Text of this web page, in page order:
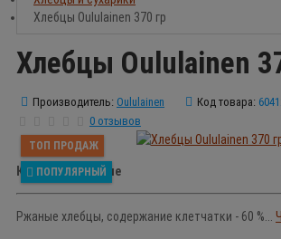
Хлебцы Oululainen 370 гр
Хлебцы Oululainen
Производитель: Oululainen Код товара:
0 отзывов
ТОП ПРОДАЖ
ПОПУЛЯРНЫЙ
Краткое описание
Ржаные хлебцы, содержание клетчатки - 60 %...